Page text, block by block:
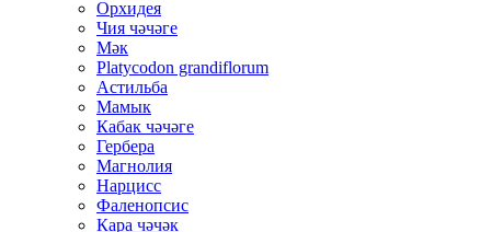
Орхидея
Чия чәчәге
Мәк
Platycodon grandiflorum
Астильба
Мамык
Кабак чәчәге
Гербера
Магнолия
Нарцисс
Фаленопсис
Кара чәчәк